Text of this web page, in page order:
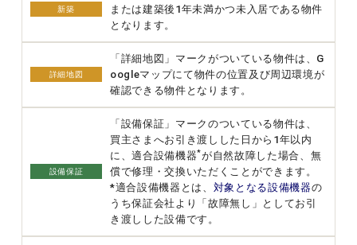
新築
または建築後1年未満かつ未入居である物件
となります。
詳細地図
「詳細地図」マークがついている物件は、G
oogleマップにて物件の位置及び周辺環境が
確認できる物件となります。
設備保証
「設備保証」マークのついている物件は、
買主さまへお引き渡しした日から1年以内
に、適合設備機器*が自然故障した場合、無
償で修理・交換いただくことができます。
*適合設備機器とは、 対象となる設備機器の
うち保証会社より「故障無し」としてお引
き渡しした設備です。